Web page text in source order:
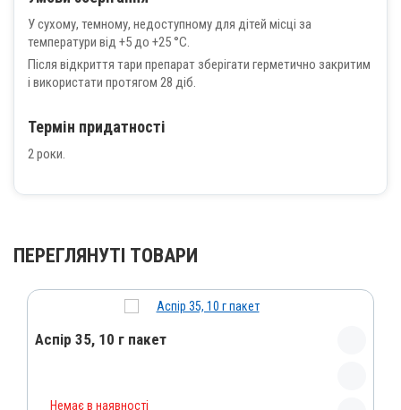
У сухому, темному, недоступному для дітей місці за
температури від +5 до +25 °С.
Після відкриття тари препарат зберігати герметично закритим
і використати протягом 28 діб.
Термін придатності
2 роки.
ПЕРЕГЛЯНУТІ ТОВАРИ
Аспір 35, 10 г пакет
Немає в наявності